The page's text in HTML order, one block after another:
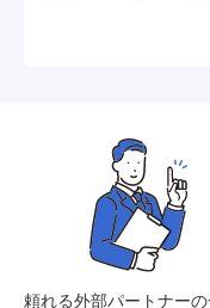
頼れる外部パートナー